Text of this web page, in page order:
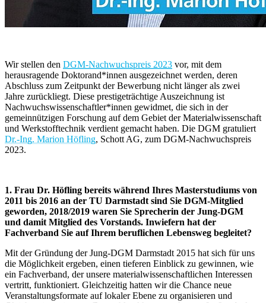
Wir stellen den DGM-Nachwuchspreis 2023 vor, mit dem
herausragende Doktorand*innen ausgezeichnet werden, deren
Abschluss zum Zeitpunkt der Bewerbung nicht länger als zwei
Jahre zurückliegt. Diese prestigeträchtige Auszeichnung ist
Nachwuchswissenschaftler*innen gewidmet, die sich in der
gemeinnützigen Forschung auf dem Gebiet der Materialwissenschaft
und Werkstofftechnik verdient gemacht haben. Die DGM gratuliert
Dr.-Ing. Marion Höfling, Schott AG, zum DGM-Nachwuchspreis
2023.
1. Frau Dr. Höfling bereits während Ihres Masterstudiums von
2011 bis 2016 an der TU Darmstadt sind Sie DGM-Mitglied
geworden, 2018/2019 waren Sie Sprecherin der Jung-DGM
und damit Mitglied des Vorstands. Inwiefern hat der
Fachverband Sie auf Ihrem beruflichen Lebensweg begleitet?
Mit der Gründung der Jung-DGM Darmstadt 2015 hat sich für uns
die Möglichkeit ergeben, einen tieferen Einblick zu gewinnen, wie
ein Fachverband, der unsere materialwissenschaftlichen Interessen
vertritt, funktioniert. Gleichzeitig hatten wir die Chance neue
Veranstaltungsformate auf lokaler Ebene zu organisieren und